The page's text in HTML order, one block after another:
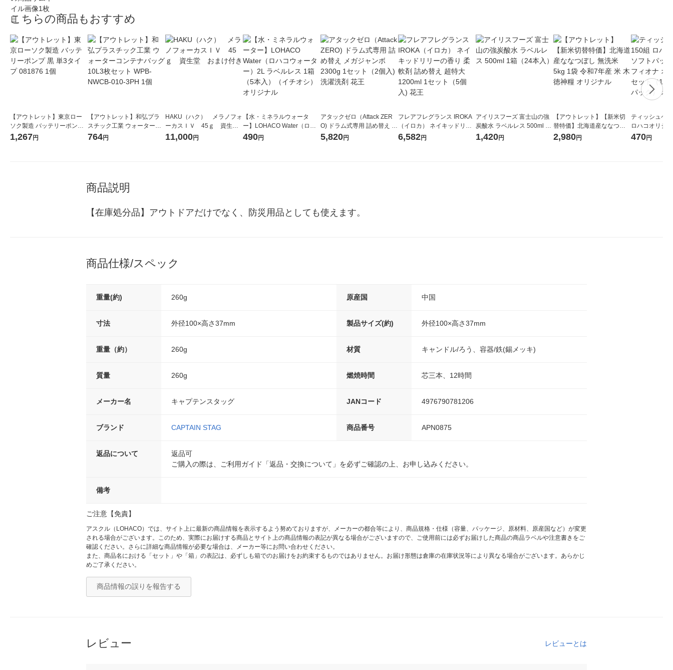
こちらの商品もおすすめ
【アウトレット】東京ロー
ソク製造 バッテリーポンプ
黒 単3タイプ 081876 1個
1,267円
【アウトレット】和弘プラ
スチック工業 ウォーターコ
ンテナバッグ10L3枚セット
764円
HAKU（ハク） メラノフォ
ーカスＩＶ 45ｇ 資生
堂 おまけ付き
11,000円
【水・ミネラルウォータ
ー】LOHACO Water（ロハ
コウォーター）2L ラベルレ
490円
アタックゼロ（Attack ZER
O) ドラム式専用 詰め替え メ
ガジャンボ 2300g 1セット
5,820円
フレアフレグランス IROKA
（イロカ） ネイキッドリリ
ーの香り 柔軟剤 詰め替え 超
6,582円
アイリスフーズ 富士山の強
炭酸水 ラベルレス 500ml 1
箱（24本入）
1,420円
【アウトレット】【新米切
替特価】北海道産ななつぼ
し 無洗米 5kg 1袋 令和7年産
2,980円
ティッシュペ
ロハコオリジ
ックティッシ
470円
商品説明
【在庫処分品】アウトドアだけでなく、防災用品としても使えます。
商品仕様/スペック
重量(約) 260g 原産国 中国
寸法 外径100×高さ37mm 製品サイズ(約) 外径100×高さ37mm
重量（約） 260g 材質 キャンドル/ろう、容器/鉄(錫メッキ)
質量 260g 燃焼時間 芯三本、12時間
メーカー名 キャプテンスタッグ JANコード 4976790781206
ブランド CAPTAIN STAG 商品番号 APN0875
返品について
返品可
ご購入の際は、ご利用ガイド「返品・交換について」を必ずご確認の上、お申し込みください。
備考
ご注意【免責】
アスクル（LOHACO）では、サイト上に最新の商品情報を表示するよう努めておりますが、メーカーの都合等により、商品規格・仕様（容量、パッケージ、原材料、原産国など）が変更
される場合がございます。このため、実際にお届けする商品とサイト上の商品情報の表記が異なる場合がございますので、ご使用前には必ずお届けした商品の商品ラベルや注意書きをご
確認ください。さらに詳細な商品情報が必要な場合は、メーカー等にお問い合わせください。
また、商品名における「セット」や「箱」の表記は、必ずしも箱でのお届けをお約束するものではありません。お届け形態は倉庫の在庫状況等により異なる場合がございます。あらかじ
めご了承ください。
商品情報の誤りを報告する
レビュー レビューとは